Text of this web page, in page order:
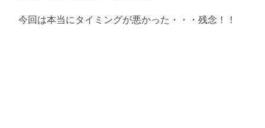
今回は本当にタイミングが悪かった・・・残念！！